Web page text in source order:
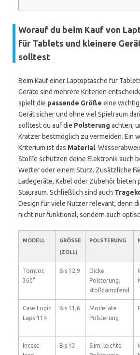
Worauf du beim Kauf von
für Tablets und kleinere
solltest
Beim Kauf einer Laptoptasche für
Geräte sind mehrere Kriterien
spielt die passende Größe eine
Gerät sicher und ohne viel Spielraum
solltest du auf die Polsterung achten,
Kratzer bestmöglich zu vermeiden. Ein
Kriterium ist das Material.
Stoffe schützen deine Elektronik auch
Wetter oder einem Sturz. Zusätzliche
Ladegeräte, Kabel oder Zubehör bieten
Stauraum. Schließlich sind auch
Design für viele Nutzer relevant, denn
nicht nur funktional, sondern auch
MODELL
GRÖSSE (
ZOLL)
POLSTERUNG
Tomtoc
360°
Bis 12,9
Dicke
Polsterung,
stoßdämpfend
Case Logic
Laps-114
Bis 11,6
Moderate
Polsterung
Incase
Bis 13
Slim, leichte